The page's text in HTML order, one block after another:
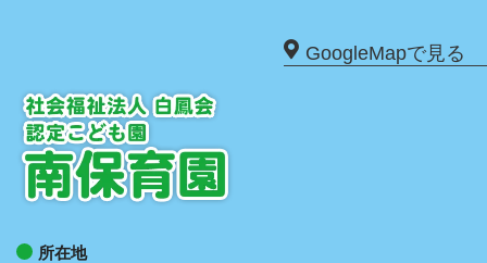
GoogleMapで見る
所在地